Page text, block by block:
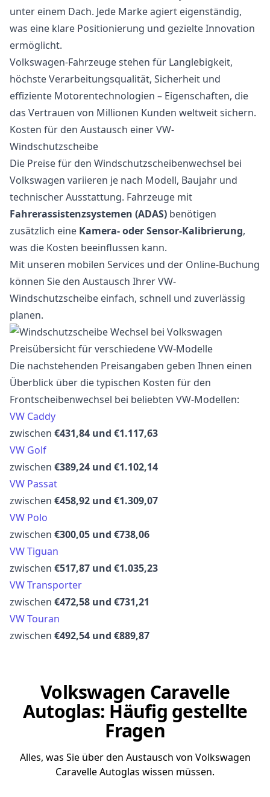
unter einem Dach. Jede Marke agiert eigenständig,
was eine klare Positionierung und gezielte Innovation
ermöglicht.
Volkswagen-Fahrzeuge stehen für Langlebigkeit,
höchste Verarbeitungsqualität, Sicherheit und
effiziente Motorentechnologien – Eigenschaften, die
das Vertrauen von Millionen Kunden weltweit sichern.
Kosten für den Austausch einer VW-
Windschutzscheibe
Die Preise für den Windschutzscheibenwechsel bei
Volkswagen variieren je nach Modell, Baujahr und
technischer Ausstattung. Fahrzeuge mit
Fahrerassistenzsystemen (ADAS) benötigen
zusätzlich eine Kamera- oder Sensor-Kalibrierung,
was die Kosten beeinflussen kann.
Mit unseren mobilen Services und der Online-Buchung
können Sie den Austausch Ihrer VW-
Windschutzscheibe einfach, schnell und zuverlässig
planen.
Preisübersicht für verschiedene VW-Modelle
Die nachstehenden Preisangaben geben Ihnen einen
Überblick über die typischen Kosten für den
Frontscheibenwechsel bei beliebten VW-Modellen:
VW Caddy
zwischen €431,84 und €1.117,63
VW Golf
zwischen €389,24 und €1.102,14
VW Passat
zwischen €458,92 und €1.309,07
VW Polo
zwischen €300,05 und €738,06
VW Tiguan
zwischen €517,87 und €1.035,23
VW Transporter
zwischen €472,58 und €731,21
VW Touran
zwischen €492,54 und €889,87
Volkswagen Caravelle
Autoglas: Häufig gestellte
Fragen
Alles, was Sie über den Austausch von Volkswagen
Caravelle Autoglas wissen müssen.